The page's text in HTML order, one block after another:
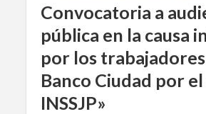
Convocatoria a
pública en la causa
por los
Banco Ciudad por
INSSJP»